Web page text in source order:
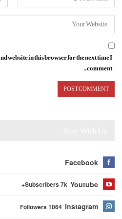
website in this browser for the next time I
comment.
Facebook
Youtube
Subscribers 7k+
Instagram
Followers 1064